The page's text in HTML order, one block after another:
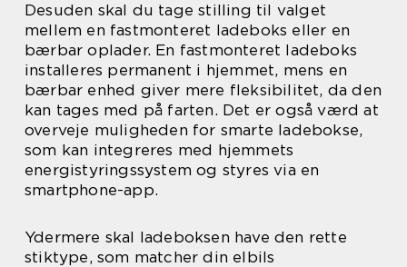
Desuden skal du tage stilling til valget
mellem en fastmonteret ladeboks eller en
bærbar oplader. En fastmonteret ladeboks
installeres permanent i hjemmet, mens en
bærbar enhed giver mere fleksibilitet, da den
kan tages med på farten. Det er også værd at
overveje muligheden for smarte ladebokse,
som kan integreres med hjemmets
energistyringssystem og styres via en
smartphone-app.
Ydermere skal ladeboksen have den rette
stiktype, som matcher din elbils